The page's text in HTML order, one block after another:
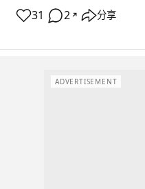
31 2 ↗ 分享
ADVERTISEMENT